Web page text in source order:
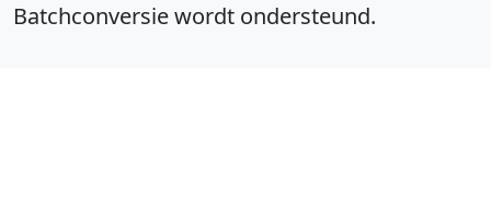
Batchconversie wordt ondersteund.